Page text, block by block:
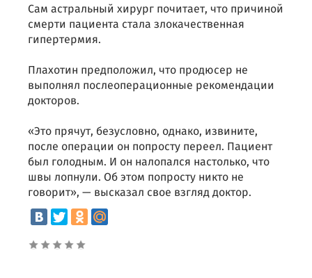
Сам астральный хирург почитает, что причиной
смерти пациента стала злокачественная
гипертермия.
Плахотин предположил, что продюсер не
выполнял послеоперационные рекомендации
докторов.
«Это прячут, безусловно, однако, извините,
после операции он попросту переел. Пациент
был голодным. И он налопался настолько, что
швы лопнули. Об этом попросту никто не
говорит», — высказал свое взгляд доктор.